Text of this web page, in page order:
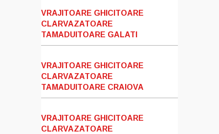
VRAJITOARE GHICITOARE
CLARVAZATOARE
TAMADUITOARE GALATI
VRAJITOARE GHICITOARE
CLARVAZATOARE
TAMADUITOARE CRAIOVA
VRAJITOARE GHICITOARE
CLARVAZATOARE